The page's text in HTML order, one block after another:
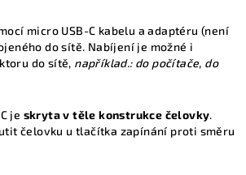
micro USB-C kabelu a adaptéru (není
do sítě. Nabíjení je možné i
do sítě, například.: do počítače, do
je skryta v těle konstrukce čelovky.
čelovku u tlačítka zapínání proti směru